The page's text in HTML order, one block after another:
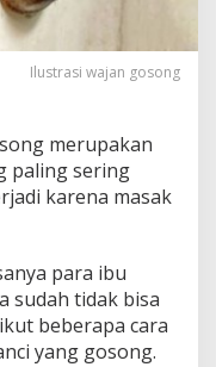
Ilustrasi wajan gosong
merupakan
paling sering
karena masak
para ibu
sudah tidak bisa
beberapa cara
yang gosong.